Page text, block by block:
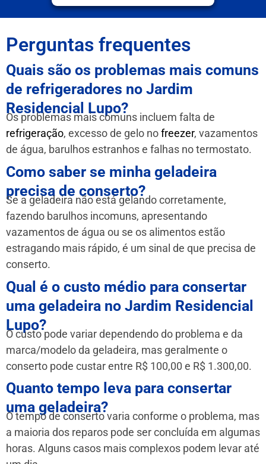
Perguntas frequentes
Quais são os problemas mais comuns
de refrigeradores no Jardim
Residencial Lupo?
Os problemas mais comuns incluem falta de
refrigeração, excesso de gelo nofreezer, vazamentos
de água, barulhos estranhos e falhas no termostato.
Como saber se minha geladeira
precisa de conserto?
Se a geladeira não está gelando corretamente,
fazendo barulhos incomuns, apresentando
vazamentos de água ou se os alimentos estão
estragando mais rápido, é um sinal de que precisa de
conserto.
Qual é o custo médio para consertar
uma geladeira no Jardim Residencial
Lupo?
O custo pode variar dependendo do problema e da
marca/modelo da geladeira, mas geralmente o
conserto pode custar entre R$ 100,00 e R$ 1.300,00.
Quanto tempo leva para consertar
uma geladeira?
O tempo de conserto varia conforme o problema, mas
a maioria dos reparos pode ser concluída em algumas
horas. Alguns casos mais complexos podem levar até